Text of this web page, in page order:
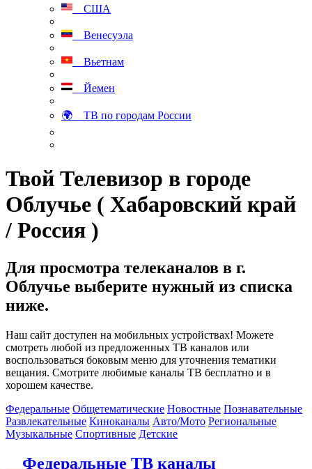
США
Венесуэла
Вьетнам
Йемен
🌍 ТВ по городам России
Твой Телевизор в городе
Облучье ( Хабаровский край
/ Россия )
Для просмотра телеканалов в г.
Облучье выберите нужный из списка
ниже.
Наш сайт доступен на мобильных устройствах! Можете
смотреть любой из предложенных ТВ каналов или
воспользоваться боковым меню для уточнения тематики
вещания. Смотрите любимые каналы ТВ бесплатно и в
хорошем качестве.
Федеральные Общетематические Новостные Познавательные
Развлекательные Киноканалы Авто/Мото Региональные
Музыкальные Спортивные Детские
Федеральные ТВ каналы